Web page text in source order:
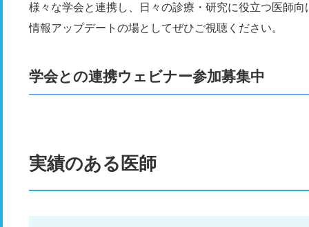
様々な学会と連携し、日々の診療・研究に役立つ医師
情報アップデートの場としてぜひご視聴ください。
学会との連携ウェビナー参加募集中
実績のある医師